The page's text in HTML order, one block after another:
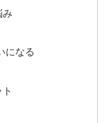
み
になる